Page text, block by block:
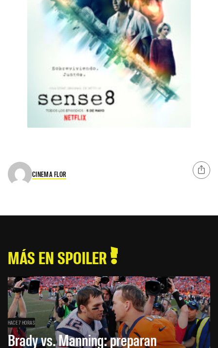
CINEMA FLOR
MÁS EN SPOILER
HACE 7 HORAS
Brady vs. Manning: preparan